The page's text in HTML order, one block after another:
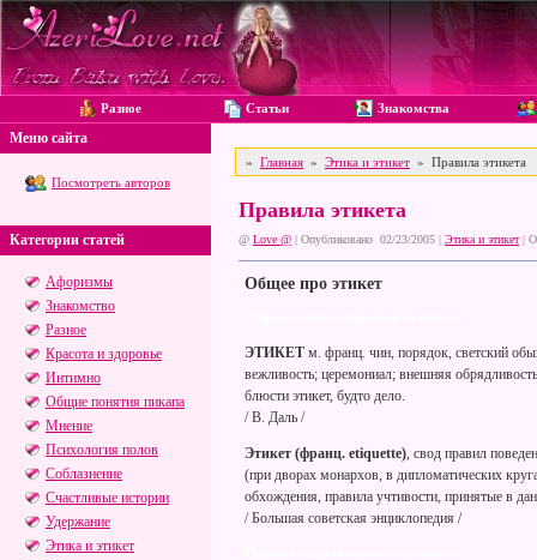
Разное Статьи Знакомства
Меню сайта
Посмотреть авторов
Категории статей
Афоризмы
Знакомство
Разное
Красота и здоровье
Интимно
Общие понятия пикапа
Мнение
Психология полов
Соблазнение
Счастливые истории
Удержание
Этика и этикет
» Главная » Этика и этикет » Правила этикета
Правила этикета
@ Love @ | Опубликовано 02/23/2005 | Этика и этикет|
Общее про этикет
ЭТИКЕТ м. франц. чин, порядок, светский
вежливость; церемониал; внешняя
блюсти этикет, будто дело.
/ В. Даль /
Этикет (франц. etiquette), свод правил
(при дворах монархов, в дипломатических
обхождения, правила учтивости, принятые в
/ Большая советская энциклопедия /